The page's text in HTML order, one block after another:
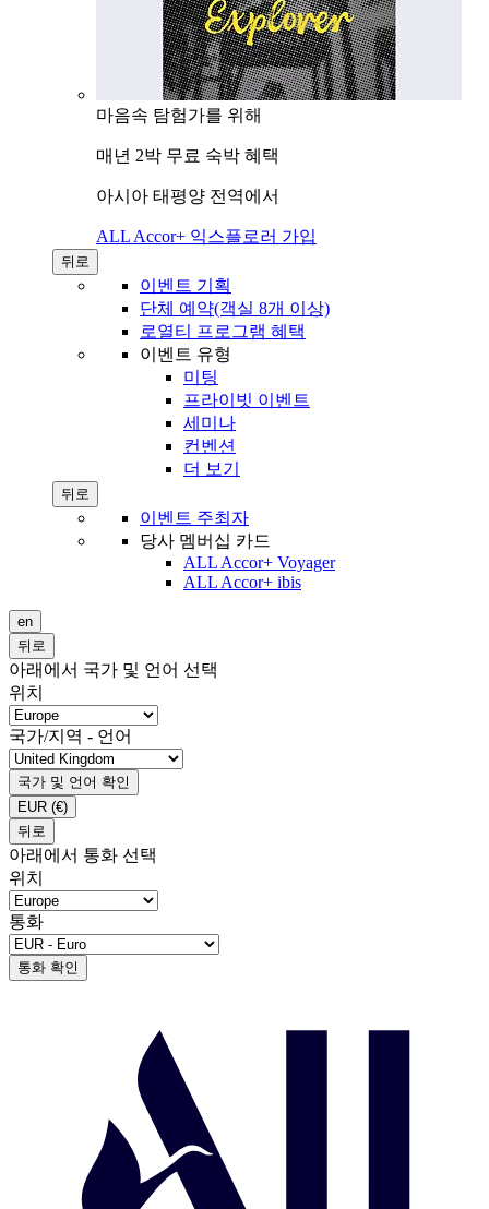
마음속 탐험가를 위해
매년 2박 무료 숙박 혜택
아시아 태평양 전역에서
ALL Accor+ 익스플로러 가입
뒤로
이벤트 기획
단체 예약(객실 8개 이상)
로열티 프로그램 혜택
이벤트 유형
미팅
프라이빗 이벤트
세미나
컨벤션
더 보기
뒤로
이벤트 주최자
당사 멤버십 카드
ALL Accor+ Voyager
ALL Accor+ ibis
en
뒤로
아래에서 국가 및 언어 선택
위치
국가/지역 - 언어
국가 및 언어 확인
EUR (€)
뒤로
아래에서 통화 선택
위치
통화
통화 확인